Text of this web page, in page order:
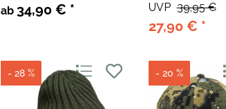
ab 34,90 € *
orange/
27,90 € *
UVP 39,95 €
- 28 % - 20 %